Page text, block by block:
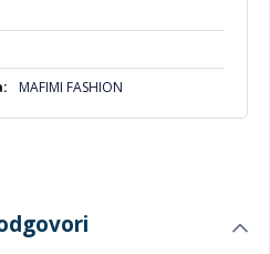
MAFIMI FASHION